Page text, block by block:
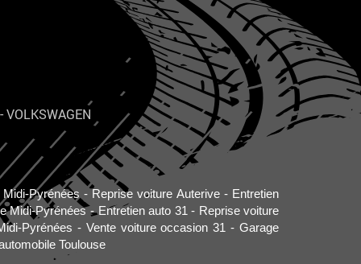
VOLKSWAGEN
Pyrénées Reprise voiture Auterive
Entretien
Midi-Pyrénées
Entretien auto 31
Reprise voiture
Pyrénées
Vente voiture occasion 31
Garage
Toulouse